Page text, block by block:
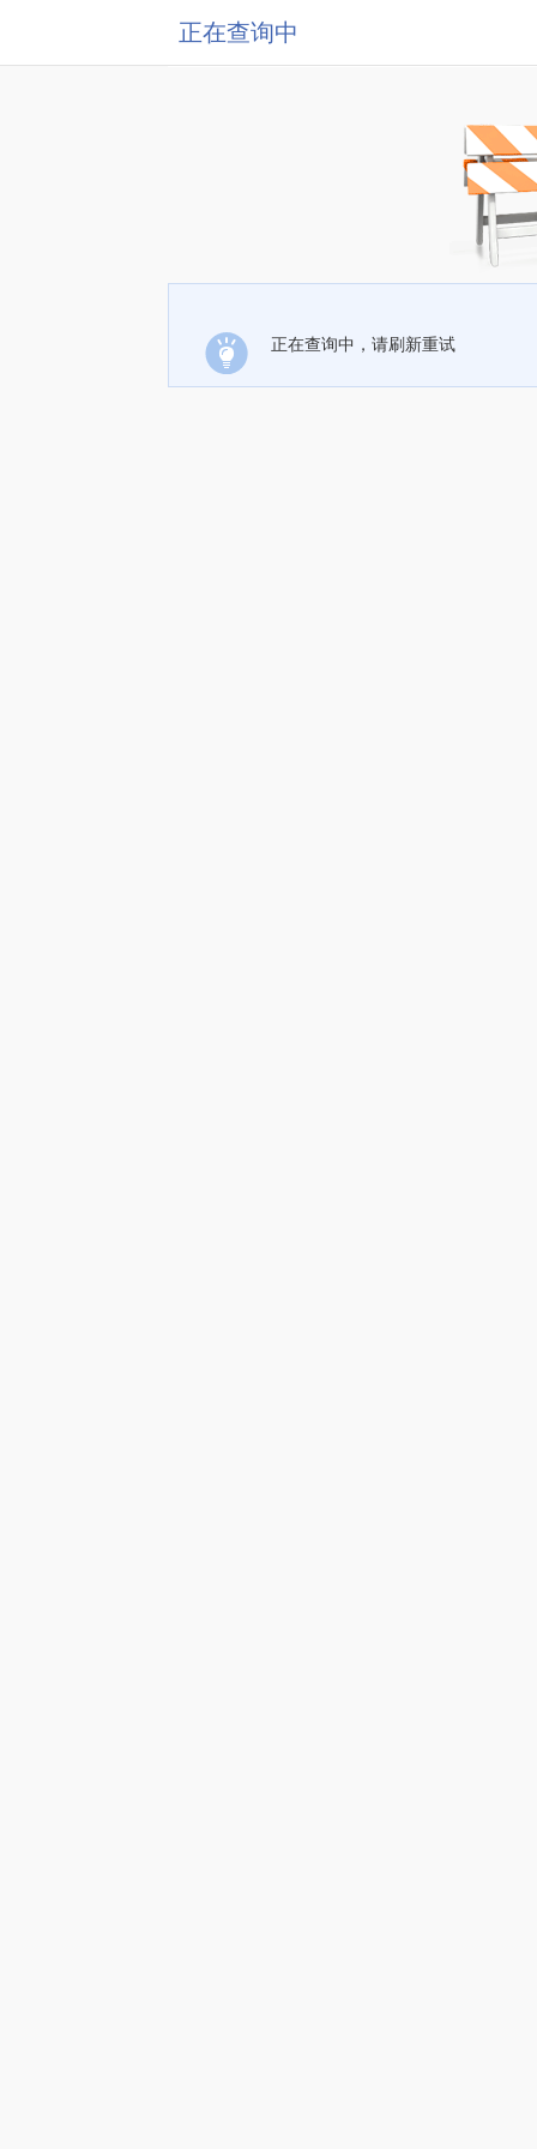
正在查询中
正在查询中，请刷新重试